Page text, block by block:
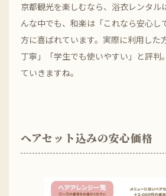
京都観光を楽しむなら、浴衣レンタル
んな中でも、和楽は「これなら安心し
方に喜ばれています。実際に利用した
丁寧」「学生でも使いやすい」と評判
ていきますね。
ヘアセット込みの安心価格